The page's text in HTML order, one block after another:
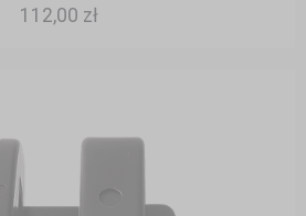
112,00 zł